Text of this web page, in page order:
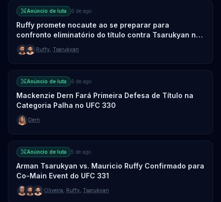
Anúncio de luta 6 de ago.
Ruffy promete nocaute ao se preparar para
confronto eliminatório do título contra Tsarukyan no
UFC 331
Ruffy Tsarukyan
Anúncio de luta 6 de ago.
Mackenzie Dern Fará Primeira Defesa de Título na
Categoria Palha no UFC 330
Dern
Anúncio de luta 5 de ago.
Arman Tsarukyan vs. Mauricio Ruffy Confirmado para
Co-Main Event do UFC 331
Oliveira Ruffy Tsarukyan